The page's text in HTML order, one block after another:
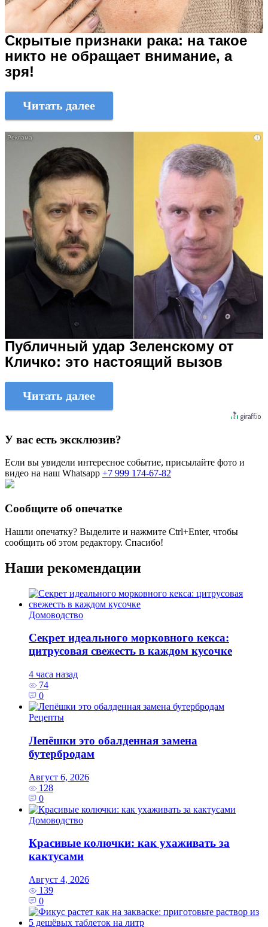
Скрытые признаки рака: на такое
никто не обращает внимание, а
зря!
Читать далее
i
Публичный удар Зеленскому от
Кличко: это настоящий вызов
Читать далее
У вас есть эксклюзив?
Если вы увидели интересное событие, присылайте фото и
видео на наш Whatsapp +7 999 174-67-82
Сообщите об опечатке
Нашли опечатку? Выделите и нажмите Ctrl+Enter, чтобы
сообщить об этом редактору. Спасибо!
Наши рекомендации
Домоводство
Секрет идеального морковного кекса:
цитрусовая свежесть в каждом кусочке
4 часа назад
74
0
Рецепты
Лепёшки это обалденная замена
бутербродам
Август 6, 2026
128
0
Домоводство
Красивые колючки: как ухаживать за
кактусами
Август 4, 2026
139
0